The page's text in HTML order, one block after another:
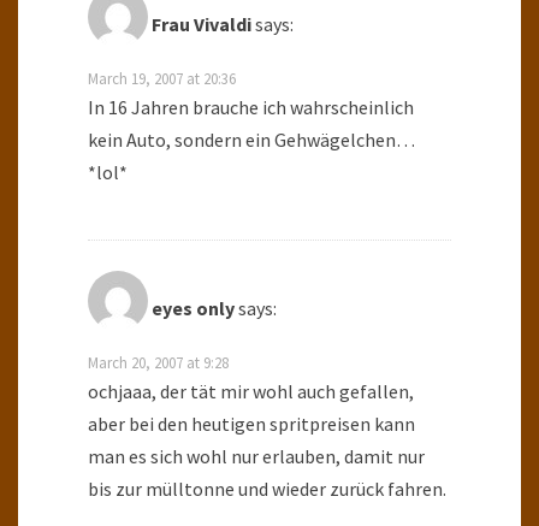
Frau Vivaldisays:
March 19, 2007 at 20:36
In 16 Jahren brauche ich wahrscheinlich
kein Auto, sondern ein Gehwägelchen…
*lol*
eyes onlysays:
March 20, 2007 at 9:28
ochjaaa, der tät mir wohl auch gefallen,
aber bei den heutigen spritpreisen kann
man es sich wohl nur erlauben, damit nur
bis zur mülltonne und wieder zurück fahren.